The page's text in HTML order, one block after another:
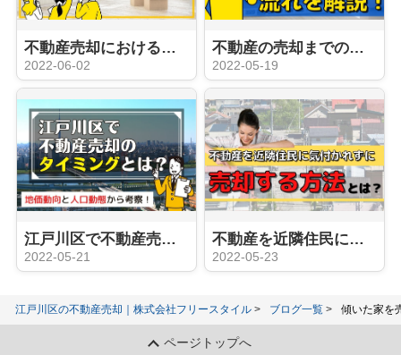
不動産売却における契約不適合責任について知ろう！売主の注意点は？
2022-06-02
不動産の売却までの流れを解説！
2022-05-19
江戸川区で不動産売却のタイミングとは？地価動向と人口動態から考察！
2022-05-21
不動産を近隣住民に気付かれずに売却する方法とは？
2022-05-23
江戸川区の不動産売却｜株式会社フリースタイル ブログ一覧 傾いた家を
ページトップへ